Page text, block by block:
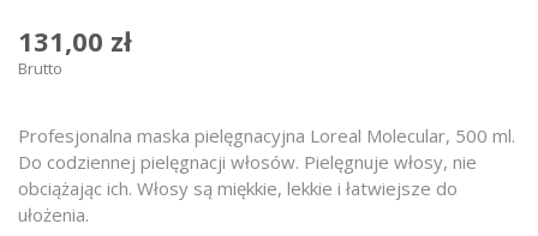
131,00 zł
Brutto
Profesjonalna maska pielęgnacyjna Loreal Molecular, 500 ml.
Do codziennej pielęgnacji włosów. Pielęgnuje włosy, nie
obciążając ich. Włosy są miękkie, lekkie i łatwiejsze do
ułożenia.